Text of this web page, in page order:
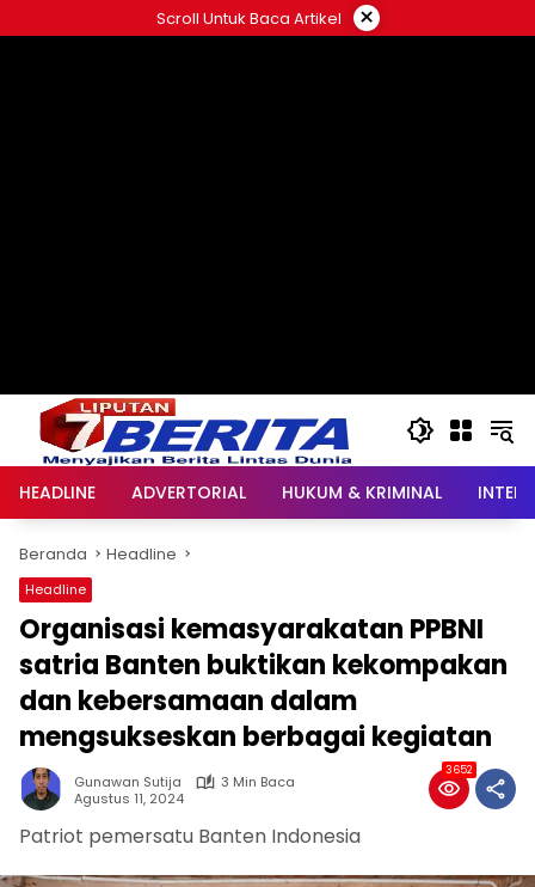
ke
Scroll Untuk Baca Artikel ×
HEADLINE ADVERTORIAL HUKUM & KRIMINAL
Beranda Headline
Headline
Organisasi kemasyarakatan PPBNI
satria Banten buktikan kekompakan
dan kebersamaan dalam
mengsukseskan berbagai kegiatan
Gunawan Sutija
3 Min Baca
Agustus 11, 2024
3652
Patriot pemersatu Banten Indonesia